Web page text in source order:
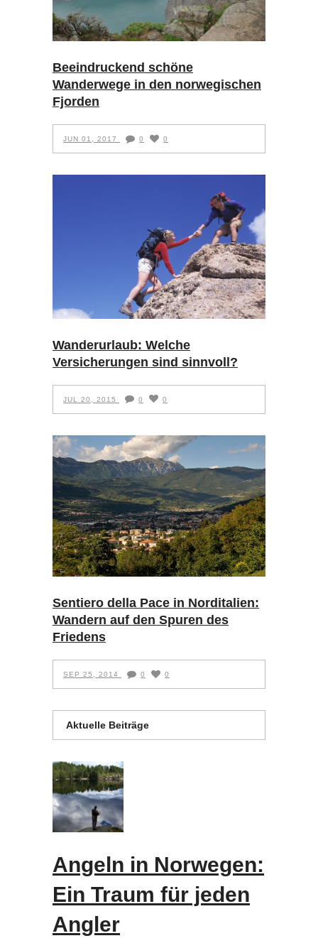
Beeindruckend schöne
Wanderwege in den norwegischen
Fjorden
JUN 01, 2017 0 0
Wanderurlaub: Welche
Versicherungen sind sinnvoll?
JUL 20, 2015 0 0
Sentiero della Pace in Norditalien:
Wandern auf den Spuren des
Friedens
SEP 25, 2014 0 0
Aktuelle Beiträge
Angeln in Norwegen:
Ein Traum für jeden
Angler